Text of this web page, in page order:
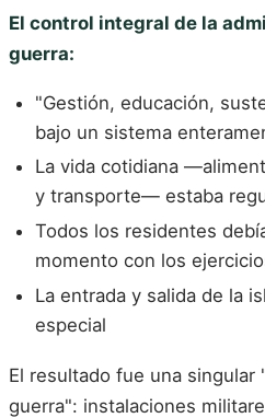
El control integral de la
guerra:
"Gestión, educación,
bajo un sistema
La vida cotidiana
y transporte— estaba
Todos los residentes
momento con los
La entrada y salida de la
especial
El resultado fue una singular
guerra": instalaciones